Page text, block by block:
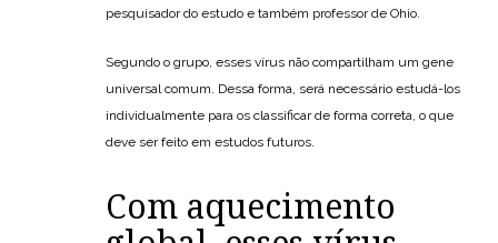
pesquisador do estudo e também professor de Ohio.
Segundo o grupo, esses vírus não compartilham um gene
universal comum. Dessa forma, será necessário estudá-los
individualmente para os classificar de forma correta, o que
deve ser feito em estudos futuros.
Com aquecimento